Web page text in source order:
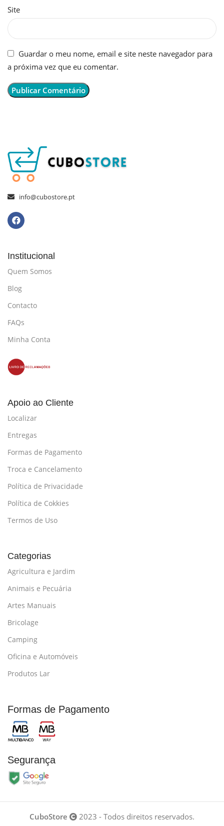
Site
Guardar o meu nome, email e site neste navegador para
a próxima vez que eu comentar.
info@cubostore.pt
Institucional
Quem Somos
Blog
Contacto
FAQs
Minha Conta
Apoio ao Cliente
Localizar
Entregas
Formas de Pagamento
Troca e Cancelamento
Política de Privacidade
Política de Cokkies
Termos de Uso
Categorias
Agricultura e Jardim
Animais e Pecuária
Artes Manuais
Bricolage
Camping
Oficina e Automóveis
Produtos Lar
Formas de Pagamento
Segurança
CuboStore 2023 - Todos direitos reservados.